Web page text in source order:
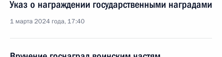
Указ о награждении государственными наградами
1 марта 2024 года, 17:40